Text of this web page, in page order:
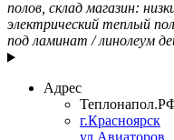
полов, склад магазин:
электрический теплый
под ламинат / линолеум
Адрес
г.Красноярск